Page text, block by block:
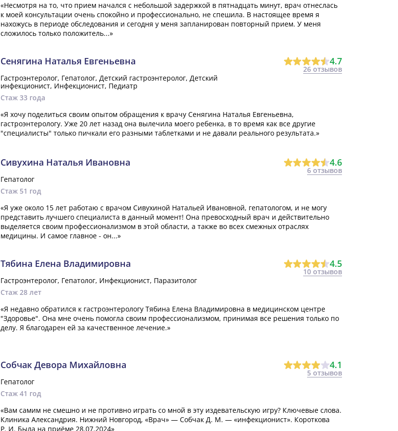
«Несмотря на то, что прием начался с небольшой задержкой в пятнадцать минут, врач отнеслась
к моей консультации очень спокойно и профессионально, не спешила. В настоящее время я
нахожусь в периоде обследования и сегодня у меня запланирован повторный прием. У меня
сложилось только положитель...»
Сенягина Наталья Евгеньевна 4.7
26 отзывов
Гастроэнтеролог, Гепатолог, Детский гастроэнтеролог, Детский
инфекционист, Инфекционист, Педиатр
Стаж 33 года
«Я хочу поделиться своим опытом обращения к врачу Сенягина Наталья Евгеньевна,
гастроэнтерологу. Уже 20 лет назад она вылечила моего ребенка, в то время как все другие
"специалисты" только пичкали его разными таблетками и не давали реального результата.»
Сивухина Наталья Ивановна 4.6
6 отзывов
Гепатолог
Стаж 51 год
«Я уже около 15 лет работаю с врачом Сивухиной Натальей Ивановной, гепатологом, и не могу
представить лучшего специалиста в данный момент! Она превосходный врач и действительно
выделяется своим профессионализмом в этой области, а также во всех смежных отраслях
медицины. И самое главное - он...»
Тябина Елена Владимировна 4.5
10 отзывов
Гастроэнтеролог, Гепатолог, Инфекционист, Паразитолог
Стаж 28 лет
«Я недавно обратился к гастроэнтерологу Тябина Елена Владимировна в медицинском центре
"Здоровье". Она мне очень помогла своим профессионализмом, принимая все решения только по
делу. Я благодарен ей за качественное лечение.»
Собчак Девора Михайловна 4.1
5 отзывов
Гепатолог
Стаж 41 год
«Вам самим не смешно и не противно играть со мной в эту издевательскую игру? Ключевые слова.
Клиника Александрия. Нижний Новгород, «Врач» — Собчак Д. М. — «инфекционист». Короткова
Р. И. Была на приёме 28.07.2024»